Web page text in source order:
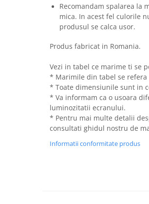
Recomandam spalarea la
mica. In acest fel culorile
produsul se calca usor.
Produs fabricat in Romania.
Vezi in tabel ce marime ti se
* Marimile din tabel se
* Toate dimensiunile sunt in
* Va informam ca o usoara
luminozitatii ecranului.
* Pentru mai multe detalii
consultati ghidul nostru de
Informatii conformitate produs